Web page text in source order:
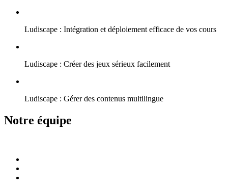
Ludiscape : Intégration et déploiement efficace de vos cours
Ludiscape : Créer des jeux sérieux facilement
Ludiscape : Gérer des contenus multilingue
Notre équipe